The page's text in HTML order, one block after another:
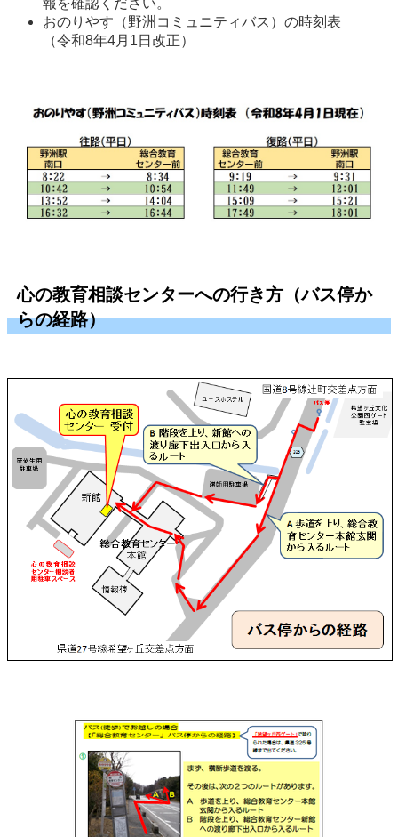
報を確認ください。
おのりやす（野洲コミュニティバス）の時刻表
（令和8年4月1日改正）
心の教育相談センターへの行き方（バス停か
らの経路）